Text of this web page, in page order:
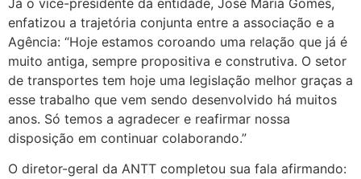
enfatizou a trajetória conjunta entre a associação e a
Agência: “Hoje estamos coroando uma relação que já é
muito antiga, sempre propositiva e construtiva. O setor
de transportes tem hoje uma legislação melhor graças a
esse trabalho que vem sendo desenvolvido há muitos
anos. Só temos a agradecer e reafirmar nossa
disposição em continuar colaborando.”
O diretor-geral da ANTT completou sua fala afirmando: